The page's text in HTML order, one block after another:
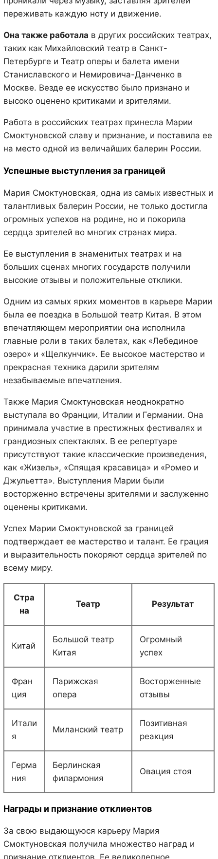
переживать каждую ноту и движение.
Она также работала в других российских театрах,
таких как Михайловский театр в Санкт-
Петербурге и Театр оперы и балета имени
Станиславского и Немировича-Данченко в
Москве. Везде ее искусство было признано и
высоко оценено критиками и зрителями.
Работа в российских театрах принесла Марии
Смоктуновской славу и признание, и поставила ее
на место одной из величайших балерин России.
Успешные выступления за границей
Мария Смоктуновская, одна из самых известных и
талантливых балерин России, не только достигла
огромных успехов на родине, но и покорила
сердца зрителей во многих странах мира.
Ее выступления в знаменитых театрах и на
больших сценах многих государств получили
высокие отзывы и положительные отклики.
Одним из самых ярких моментов в карьере Марии
была ее поездка в Большой театр Китая. В этом
впечатляющем мероприятии она исполнила
главные роли в таких балетах, как «Лебединое
озеро» и «Щелкунчик». Ее высокое мастерство и
прекрасная техника дарили зрителям
незабываемые впечатления.
Также Мария Смоктуновская неоднократно
выступала во Франции, Италии и Германии. Она
принимала участие в престижных фестивалях и
грандиозных спектаклях. В ее репертуаре
присутствуют такие классические произведения,
как «Жизель», «Спящая красавица» и «Ромео и
Джульетта». Выступления Марии были
восторженно встречены зрителями и заслуженно
оценены критиками.
Успех Марии Смоктуновской за границей
подтверждает ее мастерство и талант. Ее грация
и выразительность покоряют сердца зрителей по
всему миру.
Стра
на
Театр Результат
Китай
Большой театр
Китая
Огромный
успех
Фран
ция
Парижская
опера
Восторженные
отзывы
Итали
я
Миланский театр
Позитивная
реакция
Герма
ния
Берлинская
филармония
Овация стоя
Награды и признание отклиентов
За свою выдающуюся карьеру Мария
Смоктуновская получила множество наград и
признание отклиентов. Ее великолепное